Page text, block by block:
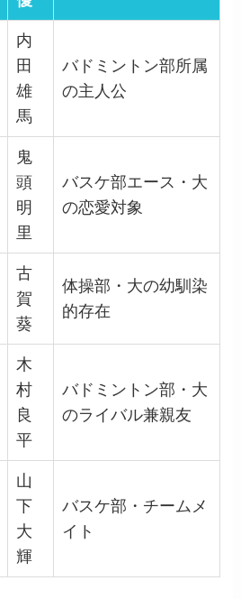
内
田
雄
馬
バドミントン部所属
の主人公
鬼
頭
明
里
バスケ部エース・大
の恋愛対象
古
賀
葵
体操部・大の幼馴染
的存在
木
村
良
平
バドミントン部・大
のライバル兼親友
山
下
大
輝
バスケ部・チームメ
イト